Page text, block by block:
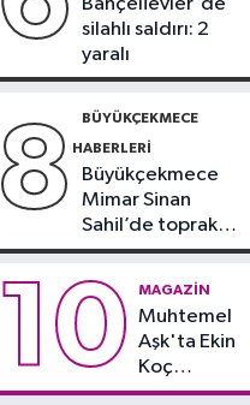
silahlı saldırı: 2
yaralı
8 BÜYÜKÇEKMECE
HABERLERI
Büyükçekmece
Mimar Sinan
Sahil’de toprak
kayması
10 MAGAZIN
Muhtemel
Aşk'ta Ekin
Koç
damgası